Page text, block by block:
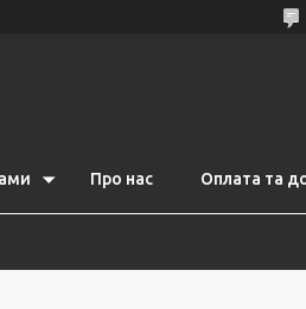
Про нас Оплата та